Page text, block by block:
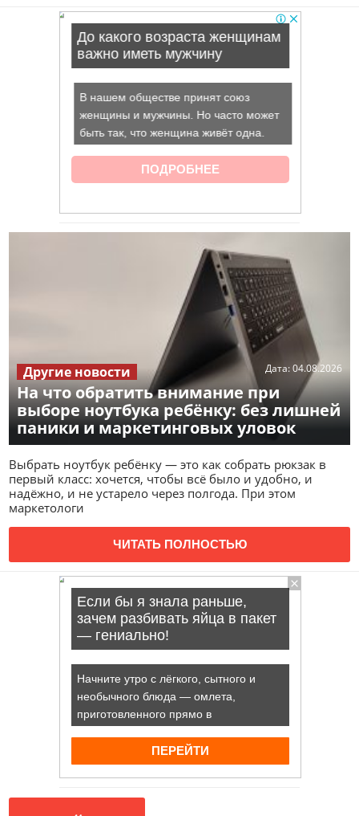
На что обратить внимание при
выборе ноутбука ребёнку: без лишней
паники и маркетинговых уловок
Дата:04.08.2026
Другие новости
Выбрать ноутбук ребёнку — это как собрать рюкзак в
первый класс: хочется, чтобы всё было и удобно, и
надёжно, и не устарело через полгода. При этом
маркетологи
ЧИТАТЬ ПОЛНОСТЬЮ